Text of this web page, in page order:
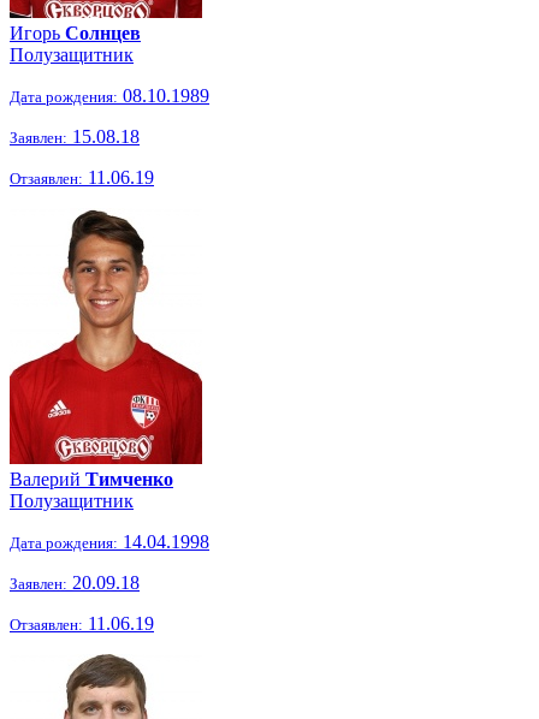
Игорь Солнцев
Полузащитник
Дата рождения: 08.10.1989
Заявлен: 15.08.18
Отзаявлен: 11.06.19
Валерий Тимченко
Полузащитник
Дата рождения: 14.04.1998
Заявлен: 20.09.18
Отзаявлен: 11.06.19